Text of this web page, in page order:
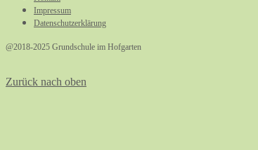
Impressum
Datenschutzerklärung
@2018-2025 Grundschule im Hofgarten
Zurück nach oben